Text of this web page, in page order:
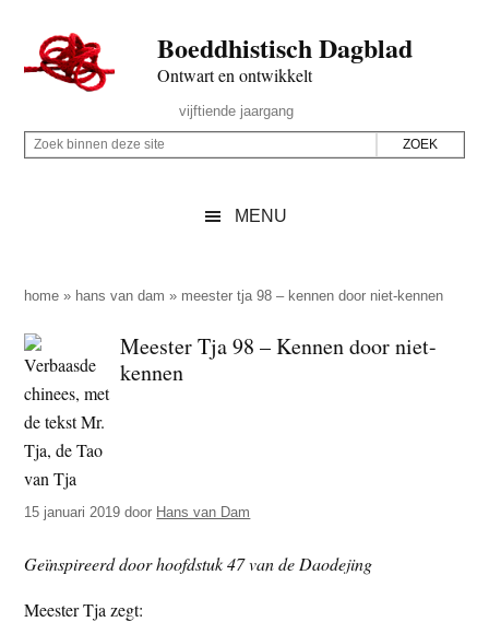
naar
de
inhoud
secondary
naar
de
sidebar
naar
de
Boeddhistisch Dagblad
Ontwart en ontwikkelt
Rechts
vijftiende jaargang
Z
p
d
e
z
e
s
i
t
Z
i
n
e
n
d
e
z
e
i
t
MENU
home » hans van dam » meester tja 98 – kennen door niet-kennen
Meester Tja 98 – Kennen door niet-
kennen
15 januari 2019 door Hans van Dam
Geïnspireerd door hoofdstuk 47 van de Daodejing
Meester Tja zegt: